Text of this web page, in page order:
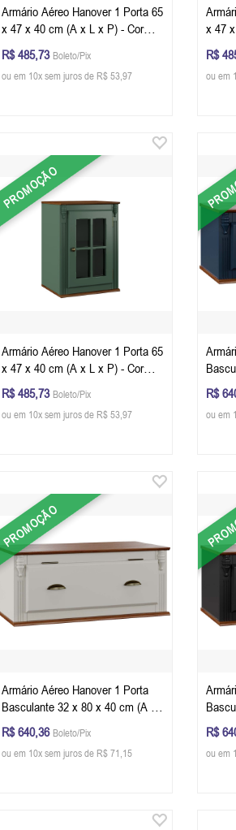
Armário Aéreo Hanover 1 Porta 65
x 47 x 40 cm (A x L x P) - Cor
Branco - Imbuia Glazer
R$ 485,73 Boleto/Pix
ou em 10x sem juros de R$ 53,97
x 47
R$
ou em
PROMOÇÃO
Armário Aéreo Hanover 1 Porta 65
x 47 x 40 cm (A x L x P) - Cor
Verde Musgo - Imbuia Glazer
R$ 485,73 Boleto/Pix
ou em 10x sem juros de R$ 53,97
L x
Glazer
R$
ou em
PROMOÇÃO
Armário Aéreo Hanover 1 Porta
Basculante 32 x 80 x 40 cm (A x
L x P) - Cor Offwhite - Imbuia
Glazer
R$ 640,36 Boleto/Pix
ou em 10x sem juros de R$ 71,15
L x P)
R$
ou em